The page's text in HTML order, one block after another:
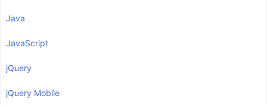
Java
JavaScript
jQuery
jQuery Mobile